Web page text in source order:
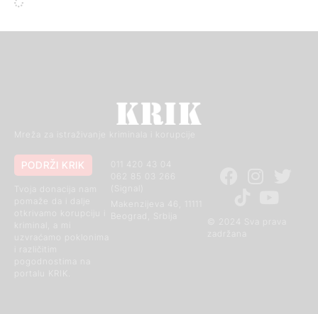
Mreža za istraživanje kriminala i korupcije
© 2024 Sva prava
011 420 43 04
Makenzijeva 46, 11111
PODRŽI KRIK
otkrivamo korupciju i
kriminal, a mi
uzvraćamo poklonima
i različitim
pogodnostima na
portalu KRIK.